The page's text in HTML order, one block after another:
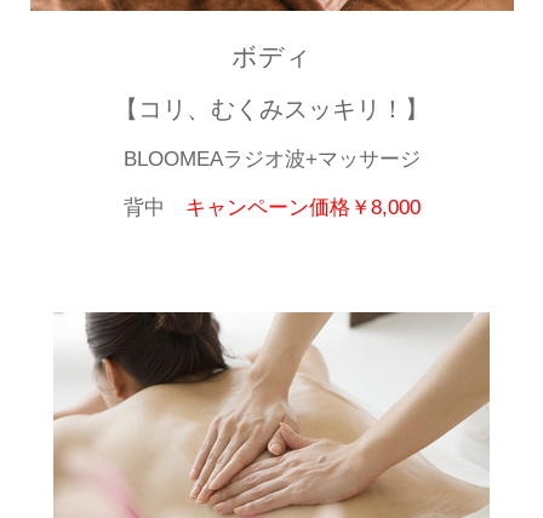
ボディ
【コリ、むくみスッキリ！】
BLOOMEAラジオ波+マッサージ
背中 キャンペーン価格￥8,000